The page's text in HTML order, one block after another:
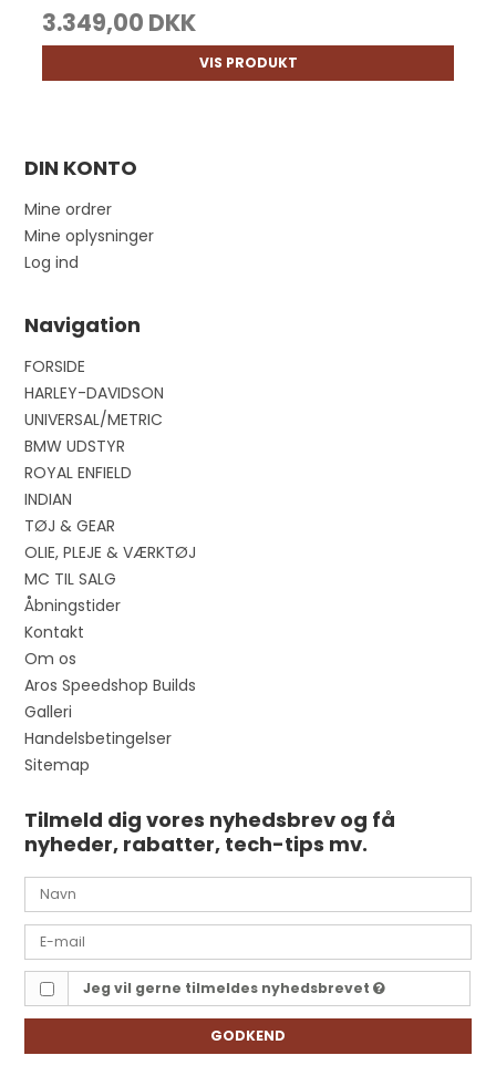
3.349,00 DKK
VIS PRODUKT
DIN KONTO
Mine ordrer
Mine oplysninger
Log ind
Navigation
FORSIDE
HARLEY-DAVIDSON
UNIVERSAL/METRIC
BMW UDSTYR
ROYAL ENFIELD
INDIAN
TØJ & GEAR
OLIE, PLEJE & VÆRKTØJ
MC TIL SALG
Åbningstider
Kontakt
Om os
Aros Speedshop Builds
Galleri
Handelsbetingelser
Sitemap
Tilmeld dig vores nyhedsbrev og få
nyheder, rabatter, tech-tips mv.
Jeg vil gerne tilmeldes nyhedsbrevet
GODKEND